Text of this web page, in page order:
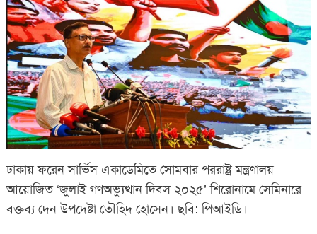
ঢাকায় ফরেন সার্ভিস একাডেমিতে সোমবার পররাষ্ট্র মন্ত্রণালয়
আয়োজিত ‘জুলাই গণঅভ্যুত্থান দিবস ২০২৫’ শিরোনামে সেমিনারে
বক্তব্য দেন উপদেষ্টা তৌহিদ হোসেন। ছবি: পিআইডি।